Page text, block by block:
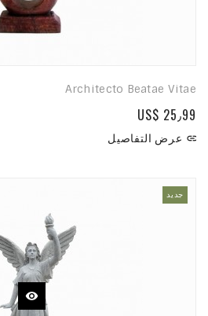
Architecto Beatae Vitae
US$ 25٫99
 عرض التفاصيل
جديد